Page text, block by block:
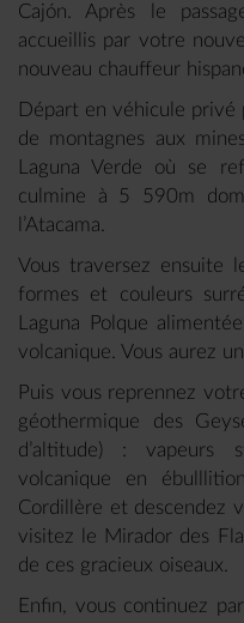
Cajón. Après le
accueillis par votre
nouveau chauffeur
Départ en véhicule privé
de montagnes aux
Laguna Verde où se
culmine à 5 590m
l’Atacama.
Vous traversez ensuite
formes et couleurs
Laguna Polque
volcanique. Vous aurez
Puis vous reprennez
géothermique des
d’altitude) : vapeurs
volcanique en
Cordillère et descendez
visitez le Mirador des
de ces gracieux oiseaux.
Enfin, vous continuez